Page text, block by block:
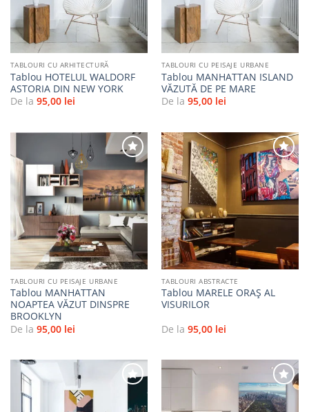
TABLOURI CU ARHITECTURĂ
Tablou HOTELUL WALDORF
ASTORIA DIN NEW YORK
De la 95,00 lei
TABLOURI CU PEISAJE URBANE
Tablou MANHATTAN ISLAND
VĂZUTĂ DE PE MARE
De la 95,00 lei
Adaugă
la
favorite
TABLOURI CU PEISAJE URBANE
Tablou MANHATTAN
NOAPTEA VĂZUT DINSPRE
BROOKLYN
De la 95,00 lei
Adaugă
la
favorite
TABLOURI ABSTRACTE
Tablou MARELE ORAȘ AL
VISURILOR
De la 95,00 lei